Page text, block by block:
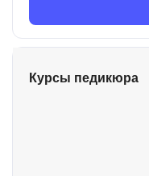
Курсы педикюра